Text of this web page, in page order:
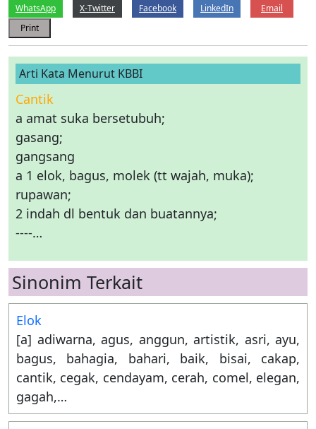
WhatsApp X-Twitter Facebook LinkedIn
Email
Print
Arti Kata Menurut KBBI
Cantik
a amat suka bersetubuh;
gasang;
gangsang
a 1 elok, bagus, molek (tt wajah, muka);
rupawan;
2 indah dl bentuk dan buatannya;
----…
Sinonim Terkait
Elok
[a] adiwarna, agus, anggun, artistik, asri, ayu,
bagus, bahagia, bahari, baik, bisai, cakap,
cantik, cegak, cendayam, cerah, comel, elegan,
gagah,…